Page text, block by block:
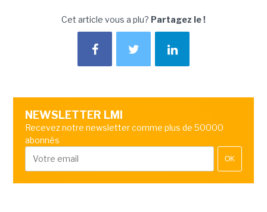
Cet article vous a plu? Partagez le !
NEWSLETTER LMI
Recevez notre newsletter comme plus de 50000
abonnés
OK